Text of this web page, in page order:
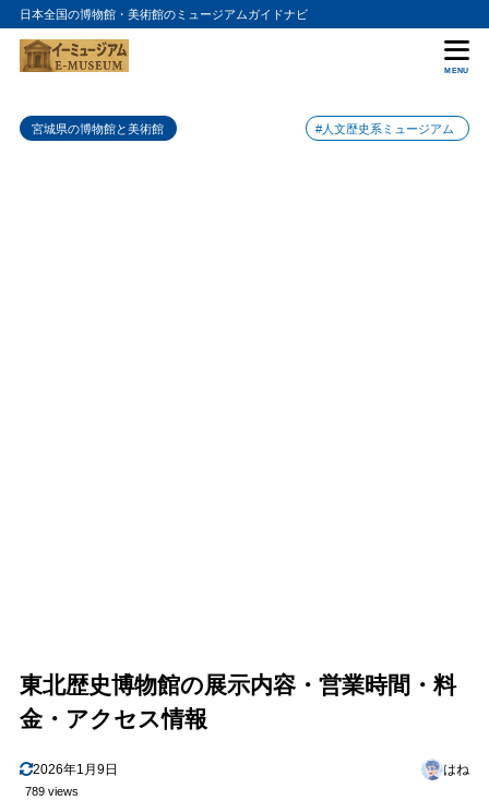
日本全国の博物館・美術館のミュージアムガイドナビ
MENU
宮城県の博物館と美術館 #人文歴史系ミュージアム
東北歴史博物館の展示内容・営業時間・料
金・アクセス情報
2026年1月9日 はね
789 views
目次
1 東北歴史博物館の特徴